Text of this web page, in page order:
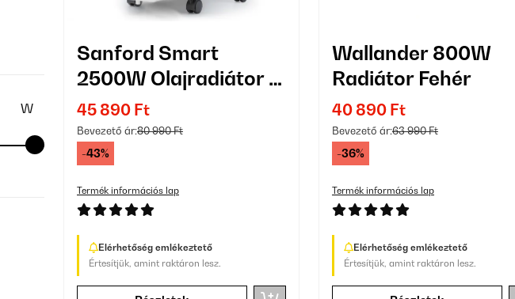
W
Sanford Smart
2500W Olajradiátor 11
Tagú Fehér
45 890 Ft
Bevezető ár:80 990 Ft
-43%
Termék információs lap
Elérhetőség emlékeztető
Értesítjük, amint raktáron lesz.
Wallander 800W
Radiátor Fehér
40 890 Ft
Bevezető ár:63 990 Ft
-36%
Termék információs lap
Elérhetőség emlékeztető
Értesítjük, amint raktáron lesz.